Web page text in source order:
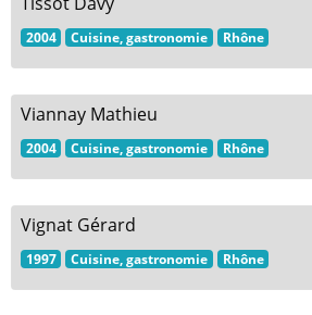
2004 Cuisine, gastronomie Rhône
Viannay Mathieu
2004 Cuisine, gastronomie Rhône
Vignat Gérard
1997 Cuisine, gastronomie Rhône